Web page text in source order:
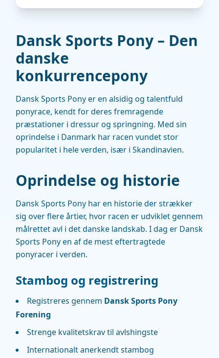
Dansk Sports Pony – Den
danske
konkurrencepony
Dansk Sports Pony er en alsidig og talentfuld
ponyrace, kendt for deres fremragende
præstationer i dressur og springning. Med sin
oprindelse i Danmark har racen vundet stor
popularitet i hele verden, især i Skandinavien.
Oprindelse og historie
Dansk Sports Pony har en historie der strækker
sig over flere årtier, hvor racen er udviklet gennem
målrettet avl i det danske landskab. I dag er Dansk
Sports Pony en af de mest eftertragtede
ponyracer i verden.
Stambog og registrering
Registreres gennem Dansk Sports Pony
Forening
Strenge kvalitetskrav til avlshingste
Internationalt anerkendt stambog